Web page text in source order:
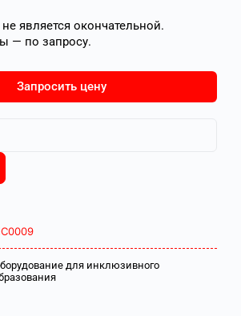
является окончательной.
— по запросу.
Запросить цену
для инклюзивного